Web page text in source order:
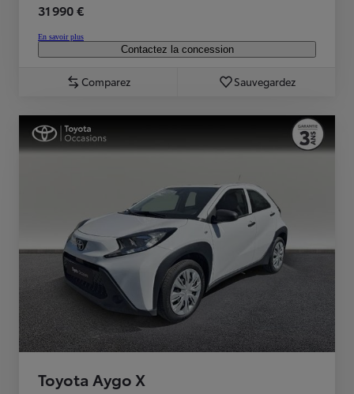
31 990 €
En savoir plus
Contactez la concession
Comparez Sauvegardez
Toyota Aygo X